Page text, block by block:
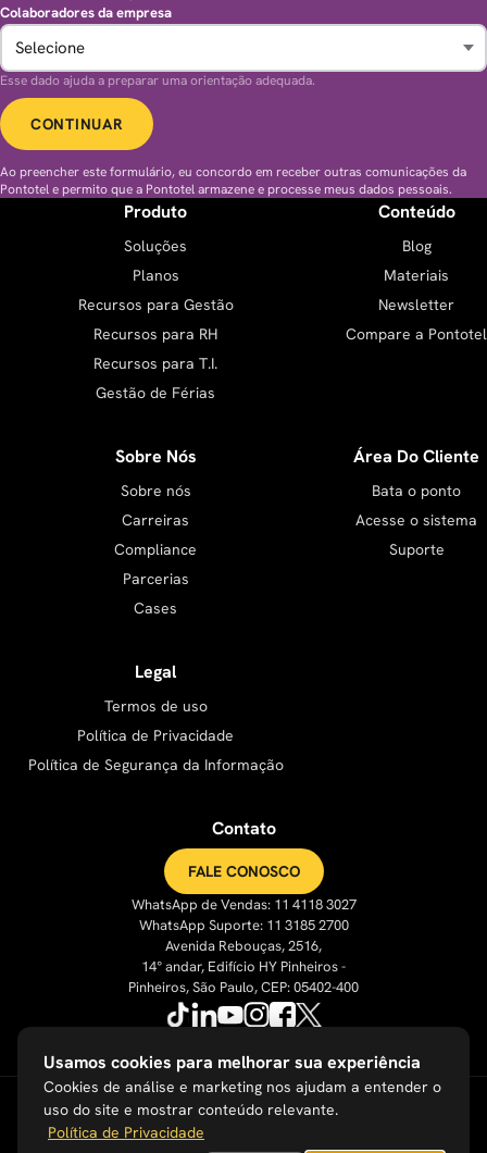
Colaboradores da empresa
Esse dado ajuda a preparar uma orientação adequada.
CONTINUAR
Ao preencher este formulário, eu concordo em receber outras comunicações da
Pontotel e permito que a Pontotel armazene e processe meus dados pessoais.
Produto
Soluções
Planos
Recursos para Gestão
Recursos para RH
Recursos para T.I.
Gestão de Férias
Conteúdo
Blog
Materiais
Newsletter
Compare a Pontotel
Sobre Nós
Sobre nós
Carreiras
Compliance
Parcerias
Cases
Área Do Cliente
Bata o ponto
Acesse o sistema
Suporte
Legal
Termos de uso
Política de Privacidade
Política de Segurança da Informação
Contato
FALE CONOSCO
WhatsApp de Vendas: 11 4118 3027
WhatsApp Suporte: 11 3185 2700
Avenida Rebouças, 2516,
14° andar, Edifício HY Pinheiros -
Pinheiros, São Paulo, CEP: 05402-400
Usamos cookies para melhorar sua experiência
Cookies de análise e marketing nos ajudam a entender o
uso do site e mostrar conteúdo relevante.
Política de Privacidade